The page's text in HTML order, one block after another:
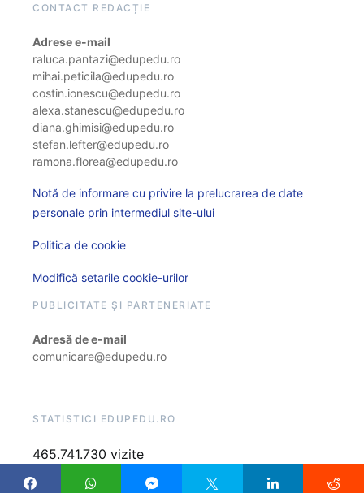
CONTACT REDACȚIE
Adrese e-mail
raluca.pantazi@edupedu.ro
mihai.peticila@edupedu.ro
costin.ionescu@edupedu.ro
alexa.stanescu@edupedu.ro
diana.ghimisi@edupedu.ro
stefan.lefter@edupedu.ro
ramona.florea@edupedu.ro
Notă de informare cu privire la prelucrarea de date
personale prin intermediul site-ului
Politica de cookie
Modifică setarile cookie-urilor
PUBLICITATE ȘI PARTENERIATE
Adresă de e-mail
comunicare@edupedu.ro
STATISTICI EDUPEDU.RO
465.741.730 vizite